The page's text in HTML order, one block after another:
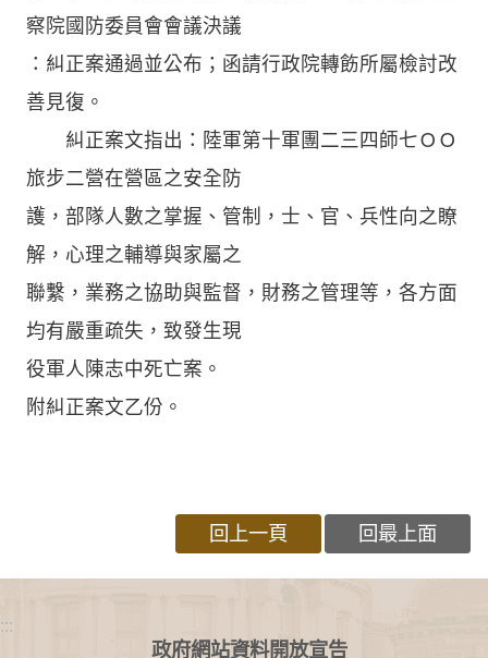
察院國防委員會會議決議
：糾正案通過並公布；函請行政院轉飭所屬檢討改
善見復。
糾正案文指出：陸軍第十軍團二三四師七ＯＯ
旅步二營在營區之安全防
護，部隊人數之掌握、管制，士、官、兵性向之瞭
解，心理之輔導與家屬之
聯繫，業務之協助與監督，財務之管理等，各方面
均有嚴重疏失，致發生現
役軍人陳志中死亡案。
附糾正案文乙份。
回上一頁 回最上面
:::
政府網站資料開放宣告